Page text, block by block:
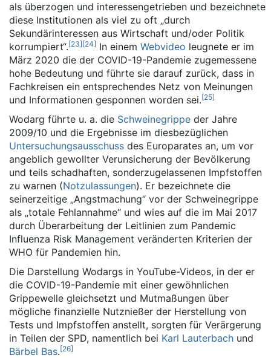
als überzogen und interessengetrieben und bezeichnete
diese Institutionen als viel zu oft „durch
Sekundärinteressen aus Wirtschaft und/oder Politik
korrumpiert“.[23][24] In einem Webvideo leugnete er im
März 2020 die der COVID-19-Pandemie zugemessene
hohe Bedeutung und führte sie darauf zurück, dass in
Fachkreisen ein entsprechendes Netz von Meinungen
und Informationen gesponnen worden sei.[25]
Wodarg führte u. a. die Schweinegrippe der Jahre
2009/10 und die Ergebnisse im diesbezüglichen
Untersuchungsausschuss des Europarates an, um vor
angeblich gewollter Verunsicherung der Bevölkerung
und teils schadhaften, sonderzugelassenen Impfstoffen
zu warnen (Notzulassungen). Er bezeichnete die
seinerzeitige „Angstmachung“ vor der Schweinegrippe
als „totale Fehlannahme“ und wies auf die im Mai 2017
durch Überarbeitung der Leitlinien zum Pandemic
Influenza Risk Management veränderten Kriterien der
WHO für Pandemien hin.
Die Darstellung Wodargs in YouTube-Videos, in der er
die COVID-19-Pandemie mit einer gewöhnlichen
Grippewelle gleichsetzt und Mutmaßungen über
mögliche finanzielle Nutznießer der Herstellung von
Tests und Impfstoffen anstellt, sorgten für Verärgerung
in Teilen der SPD, namentlich bei Karl Lauterbach und
Bärbel Bas.[26]